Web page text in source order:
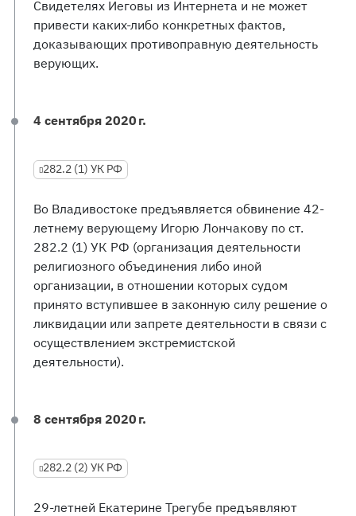
Свидетелях Иеговы из Интернета и не может
привести каких-либо конкретных фактов,
доказывающих противоправную деятельность
верующих.
4 сентября 2020 г.
282.2 (1) УК РФ
Во Владивостоке предъявляется обвинение 42-
летнему верующему Игорю Лончакову по ст.
282.2 (1) УК РФ (организация деятельности
религиозного объединения либо иной
организации, в отношении которых судом
принято вступившее в законную силу решение о
ликвидации или запрете деятельности в связи с
осуществлением экстремистской
деятельности).
8 сентября 2020 г.
282.2 (2) УК РФ
29-летней Екатерине Трегубе предъявляют